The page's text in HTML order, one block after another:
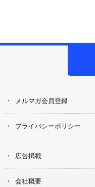
メルマガ会員登録
プライバシーポリシー
広告掲載
会社概要